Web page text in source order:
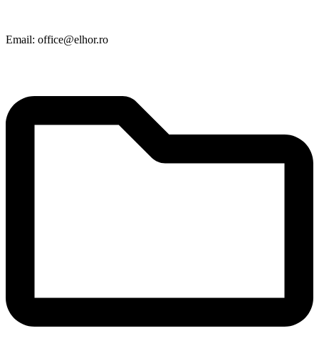
Email: office@elhor.ro